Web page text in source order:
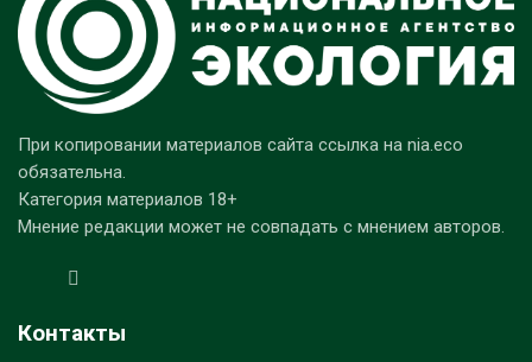
При копировании материалов сайта ссылка на nia.eco
обязательна.
Категория материалов 18+
Мнение редакции может не совпадать с мнением авторов.
Контакты